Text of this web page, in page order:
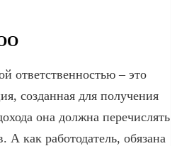
ответственностью – это
созданная для получения
она должна перечислять
А как работодатель, обязана